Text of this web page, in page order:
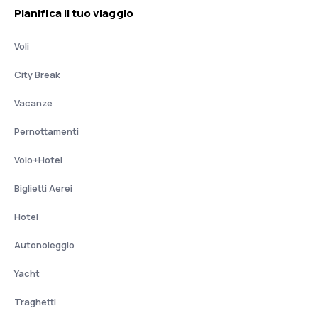
Pianifica il tuo viaggio
Voli
City Break
Vacanze
Pernottamenti
Volo+Hotel
Biglietti Aerei
Hotel
Autonoleggio
Yacht
Traghetti